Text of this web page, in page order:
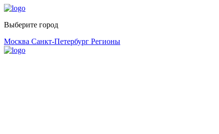
Выберите город
Москва Санкт-Петербург Регионы